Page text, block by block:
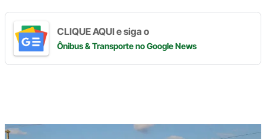
CLIQUE AQUI e siga o
Ônibus & Transporteno Google News
Digite